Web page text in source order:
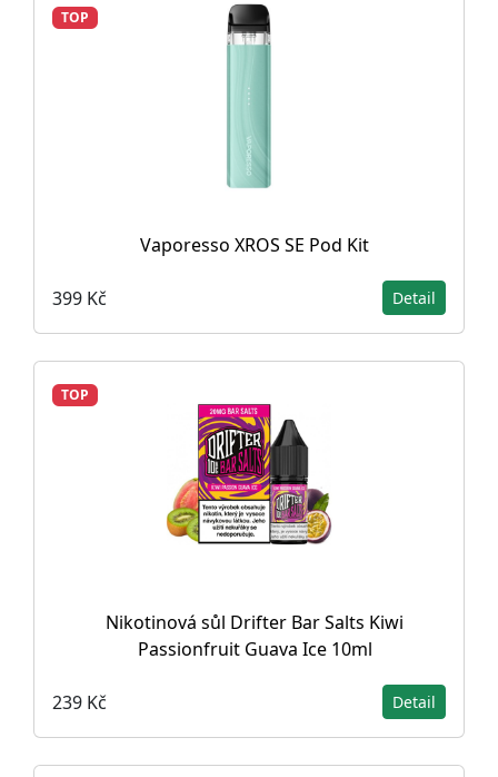
TOP
Vaporesso XROS SE Pod Kit
399 Kč Detail
TOP
Nikotinová sůl Drifter Bar Salts Kiwi
Passionfruit Guava Ice 10ml
239 Kč Detail